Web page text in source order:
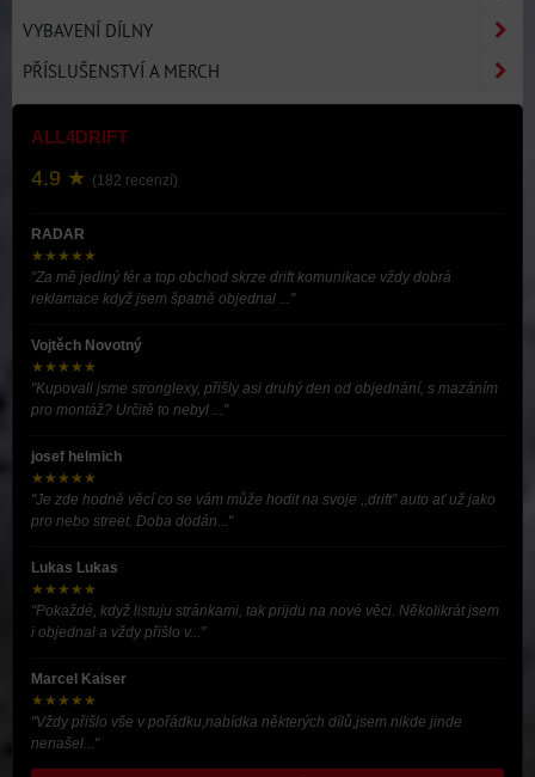
VYBAVENÍ DÍLNY
PŘÍSLUŠENSTVÍ A MERCH
ALL4DRIFT
4.9 ★ (182 recenzí)
RADAR
★★★★★
"Za mě jediný fér a top obchod skrze drift komunikace vždy dobrá
reklamace když jsem špatně objednal ..."
Vojtěch Novotný
★★★★★
"Kupovali jsme stronglexy, přišly asi druhý den od objednání, s mazáním
pro montáž? Určitě to nebyl ..."
josef helmich
★★★★★
"Je zde hodně věcí co se vám může hodit na svoje ,,drift” auto ať už jako
pro nebo street. Doba dodán..."
Lukas Lukas
★★★★★
"Pokaždé, když listuju stránkami, tak prijdu na nové věci. Několikrát jsem
i objednal a vždy přišlo v..."
Marcel Kaiser
★★★★★
"Vždy přišlo vše v pořádku,nabídka některých dílů,jsem nikde jinde
nenašel..."